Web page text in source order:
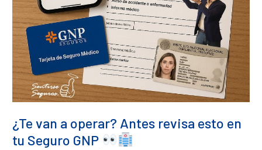
¿Te van a operar? Antes revisa esto en
tu Seguro GNP